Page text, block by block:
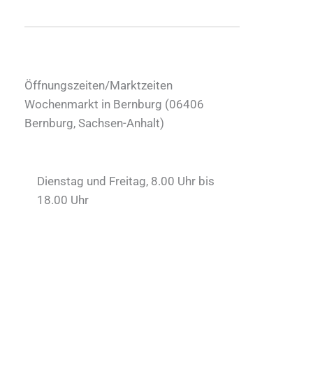
Öffnungszeiten/Marktzeiten
Wochenmarkt in Bernburg (06406
Bernburg, Sachsen-Anhalt)
Dienstag und Freitag, 8.00 Uhr bis
18.00 Uhr